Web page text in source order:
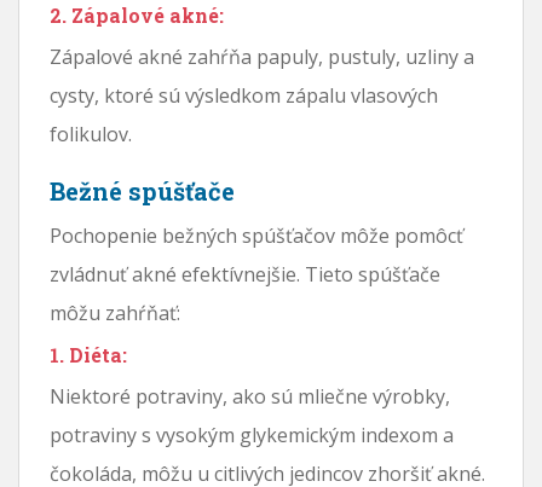
2. Zápalové akné:
Zápalové akné zahŕňa papuly, pustuly, uzliny a
cysty, ktoré sú výsledkom zápalu vlasových
folikulov.
Bežné spúšťače
Pochopenie bežných spúšťačov môže pomôcť
zvládnuť akné efektívnejšie. Tieto spúšťače
môžu zahŕňať:
1. Diéta:
Niektoré potraviny, ako sú mliečne výrobky,
potraviny s vysokým glykemickým indexom a
čokoláda, môžu u citlivých jedincov zhoršiť akné.